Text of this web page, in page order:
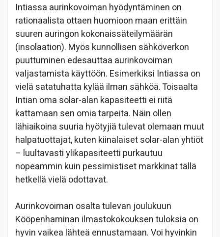
Intiassa aurinkovoiman hyödyntäminen on
rationaalista ottaen huomioon maan erittäin
suuren auringon kokonaissäteilymäärän
(insolaation). Myös kunnollisen sähköverkon
puuttuminen edesauttaa aurinkovoiman
valjastamista käyttöön. Esimerkiksi Intiassa on
vielä satatuhatta kylää ilman sähköä. Toisaalta
Intian oma solar-alan kapasiteetti ei riitä
kattamaan sen omia tarpeita. Näin ollen
lähiaikoina suuria hyötyjiä tulevat olemaan muut
halpatuottajat, kuten kiinalaiset solar-alan yhtiöt
– luultavasti ylikapasiteetti purkautuu
nopeammin kuin pessimistiset markkinat tällä
hetkellä vielä odottavat.
Aurinkovoiman osalta tulevan joulukuun
Kööpenhaminan ilmastokokouksen tuloksia on
hyvin vaikea lähteä ennustamaan. Voi hyvinkin